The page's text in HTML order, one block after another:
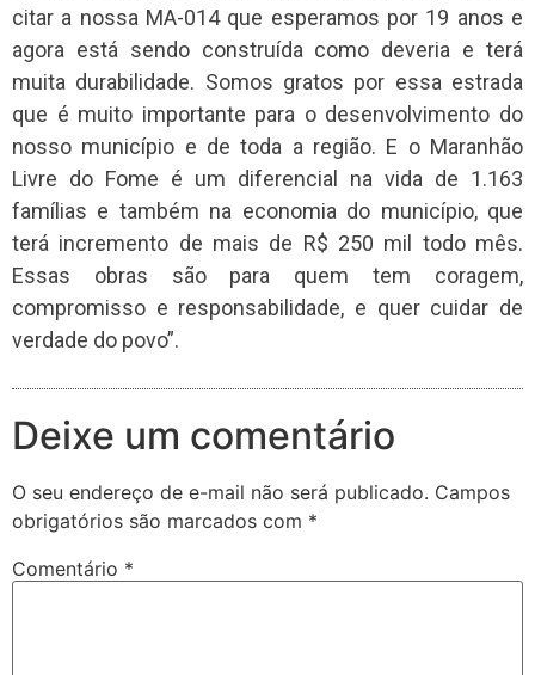
citar a nossa MA-014 que esperamos por 19 anos e
agora está sendo construída como deveria e terá
muita durabilidade. Somos gratos por essa estrada
que é muito importante para o desenvolvimento do
nosso município e de toda a região. E o Maranhão
Livre do Fome é um diferencial na vida de 1.163
famílias e também na economia do município, que
terá incremento de mais de R$ 250 mil todo mês.
Essas obras são para quem tem coragem,
compromisso e responsabilidade, e quer cuidar de
verdade do povo”.
Deixe um comentário
O seu endereço de e-mail não será publicado. Campos
obrigatórios são marcados com *
Comentário *